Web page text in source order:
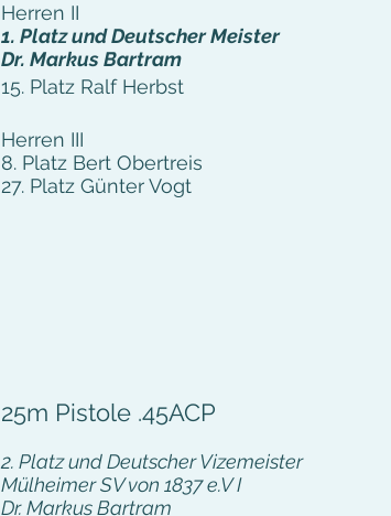
Herren II
1. Platz und Deutscher Meister
Dr. Markus Bartram
15. Platz Ralf Herbst
Herren III
8. Platz Bert Obertreis
27. Platz Günter Vogt
25m Pistole .45ACP
2. Platz und Deutscher Vizemeister
Mülheimer SV von 1837 e.V I
Dr. Markus Bartram